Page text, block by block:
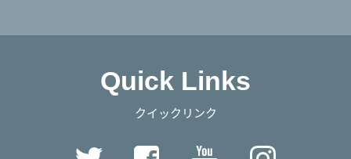
Quick Links
クイックリンク
Twitter FacebookYouTube